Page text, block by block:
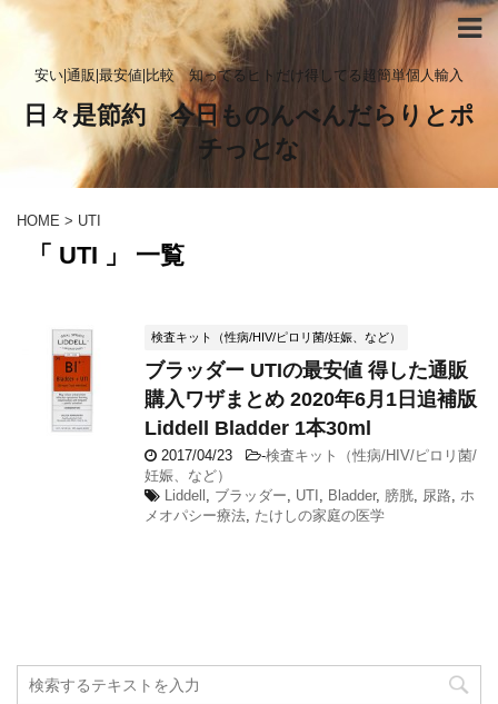
安い|通販|最安値|比較 知ってるヒトだけ得してる超簡単個人輸入
日々是節約 今日ものんべんだらりとポ
チっとな
HOME > UTI
「 UTI 」 一覧
検査キット（性病/HIV/ピロリ菌/妊娠、など）
ブラッダー UTIの最安値 得した通販
購入ワザまとめ 2020年6月1日追補版
Liddell Bladder 1本30ml
2017/04/23 -検査キット（性病/HIV/ピロリ菌/
妊娠、など）
Liddell , ブラッダー, UTI , Bladder, 膀胱, 尿路, ホ
メオパシー療法, たけしの家庭の医学